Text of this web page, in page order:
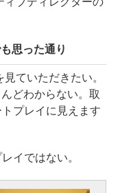
思った通り
ていただきたい。
どわからない。取
プレイに見えます
イではない。